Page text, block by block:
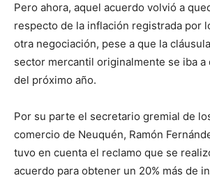
Pero ahora, aquel acuerdo volvió a
respecto de la inflación registrada por
otra negociación, pese a que la
sector mercantil originalmente se iba
del próximo año.
Por su parte el secretario gremial de
comercio de Neuquén, Ramón
tuvo en cuenta el reclamo que se
acuerdo para obtener un 20% más de